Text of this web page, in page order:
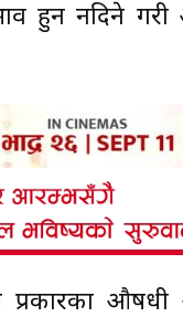
हुन नदिने
औषधी